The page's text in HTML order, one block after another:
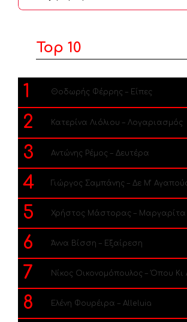
...
Top 10
1 Θοδωρής Φέρρης – Είπες
2 Κατερίνα Λιόλιου – Λογαριασμός
3 Αντώνης Ρέμος – Δευτέρα
4 Γιώργος Σαμπάνης – Δε Μ’
5 Χρήστος Μάστορας – Μαργαρίτα
6 Άννα Βίσση – Εξαίρεση
7 Νίκος Οικονομόπουλος – Όπου Κι
8 Ελένη Φουρέιρα – Alleluia